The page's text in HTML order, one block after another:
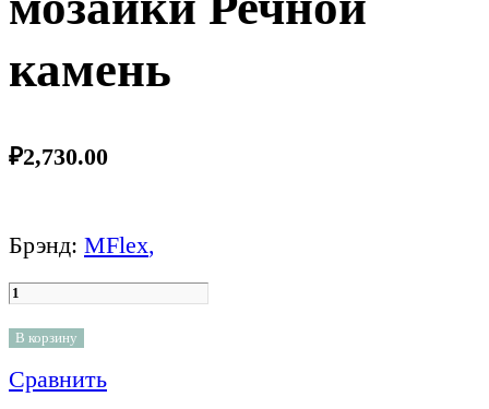
камень
₽2,730.00
Брэнд: MFlex,
В корзину
Сравнить